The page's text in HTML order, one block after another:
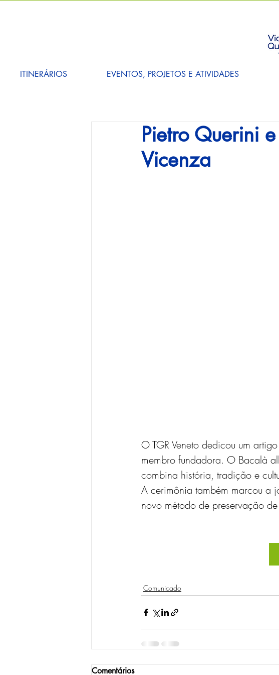
ITINERÁRIOS EVENTOS, PROJETOS E ATIVIDADES
Pietro Querini
Vicenza
O TGR Veneto dedicou um
membro fundadora. O Bacalà
combina história, tradição e
A cerimônia também marcou a
novo método de preservação
Comunicado
Comentários